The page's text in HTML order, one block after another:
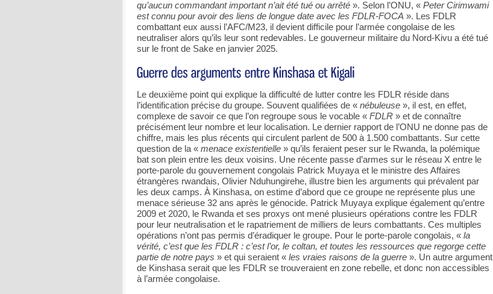
qu’aucun commandant important n’ait été tué ou arrêté ». Selon l’ONU, « Peter Cirimwami
est connu pour avoir des liens de longue date avec les FDLR-FOCA ». Les FDLR
combattant eux aussi l’AFC/M23, il devient difficile pour l’armée congolaise de les
neutraliser alors qu’ils leur sont redevables. Le gouverneur militaire du Nord-Kivu a été tué
sur le front de Sake en janvier 2025.
Le deuxième point qui explique la difficulté de lutter contre les FDLR réside dans
l’identification précise du groupe. Souvent qualifiées de « nébuleuse », il est, en effet,
complexe de savoir ce que l’on regroupe sous le vocable « FDLR » et de connaître
précisément leur nombre et leur localisation. Le dernier rapport de l’ONU ne donne pas de
chiffre, mais les plus récents qui circulent parlent de 500 à 1.500 combattants. Sur cette
question de la « menace existentielle » qu’ils feraient peser sur le Rwanda, la polémique
bat son plein entre les deux voisins. Une récente passe d’armes sur le réseau X entre le
porte-parole du gouvernement congolais Patrick Muyaya et le ministre des Affaires
étrangères rwandais, Olivier Nduhungirehe, illustre bien les arguments qui prévalent par
les deux camps. À Kinshasa, on estime d’abord que ce groupe ne représente plus une
menace sérieuse 32 ans après le génocide. Patrick Muyaya explique également qu’entre
2009 et 2020, le Rwanda et ses proxys ont mené plusieurs opérations contre les FDLR
pour leur neutralisation et le rapatriement de milliers de leurs combattants. Ces multiples
opérations n’ont pas permis d’éradiquer le groupe. Pour le porte-parole congolais, « la
vérité, c’est que les FDLR : c’est l’or, le coltan, et toutes les ressources que regorge cette
partie de notre pays » et qui seraient « les vraies raisons de la guerre ». Un autre argument
de Kinshasa serait que les FDLR se trouveraient en zone rebelle, et donc non accessibles
à l’armée congolaise.